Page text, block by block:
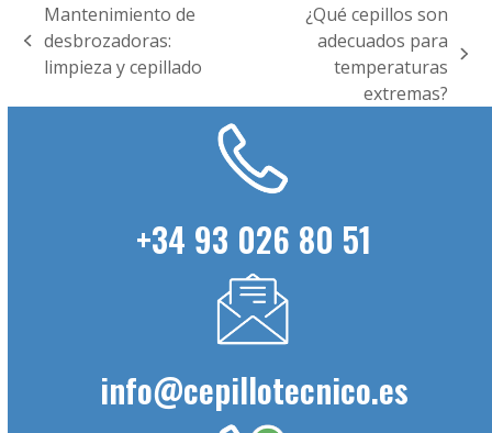
previous
post:
Mantenimiento de
desbrozadoras:
limpieza y cepillado
¿Qué cepillos son
adecuados para
temperaturas
extremas?
+34 93 026 80 51
info@cepillotecnico.es